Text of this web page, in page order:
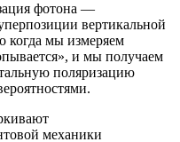
фотона —
вертикальной
когда мы измеряем
и мы получаем
поляризацию
механики